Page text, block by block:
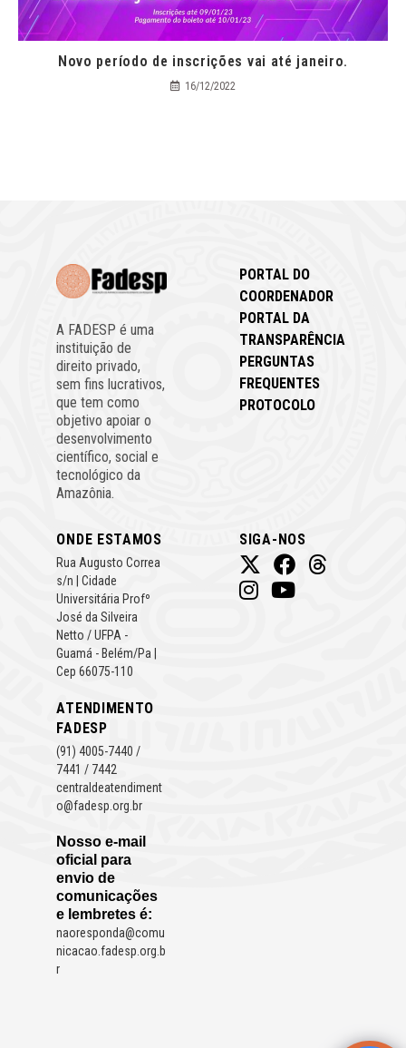
Novo período de inscrições vai até janeiro.
16/12/2022
A FADESP é uma
instituição de
direito privado,
sem fins lucrativos,
que tem como
objetivo apoiar o
desenvolvimento
científico, social e
tecnológico da
Amazônia.
PORTAL DO
COORDENADOR
PORTAL DA
TRANSPARÊNCIA
PERGUNTAS
FREQUENTES
PROTOCOLO
ONDE ESTAMOS
Rua Augusto Correa
s/n | Cidade
Universitária Profº
José da Silveira
Netto / UFPA -
Guamá - Belém/Pa |
Cep 66075-110
ATENDIMENTO
FADESP
(91) 4005-7440 /
7441 / 7442
centraldeatendiment
o@fadesp.org.br
Nosso e-mail
oficial para
envio de
comunicações
e lembretes é:
naoresponda@comu
nicacao.fadesp.org.b
r
SIGA-NOS